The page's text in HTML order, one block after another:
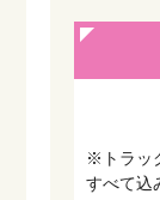
※トラッ
すべて込